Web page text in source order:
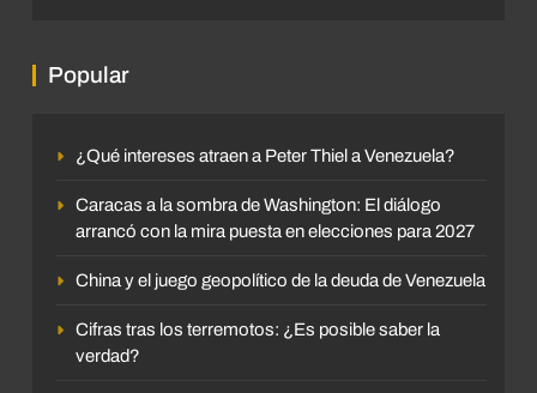
Popular
¿Qué intereses atraen a Peter Thiel a Venezuela?
Caracas a la sombra de Washington: El diálogo
arrancó con la mira puesta en elecciones para 2027
China y el juego geopolítico de la deuda de Venezuela
Cifras tras los terremotos: ¿Es posible saber la
verdad?